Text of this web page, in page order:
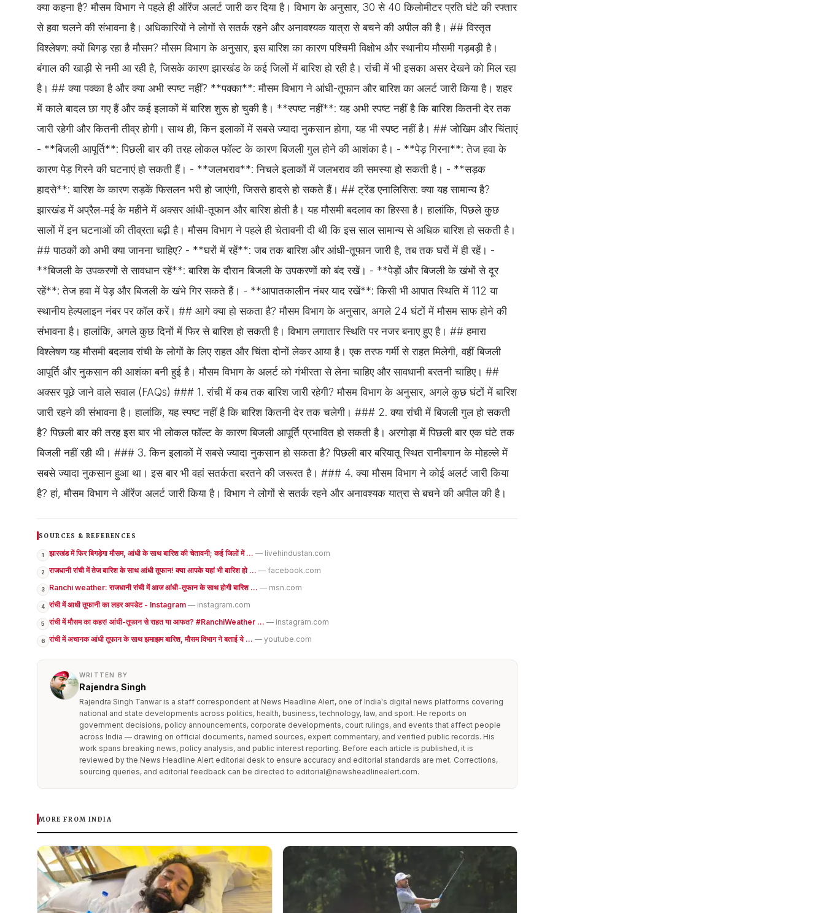
क्या कहना है? मौसम विभाग ने पहले ही ऑरेंज अलर्ट जारी कर दिया है। विभाग के अनुसार, 30 से 40 किलोमीटर प्रति घंटे की रफ्तार
से हवा चलने की संभावना है। अधिकारियों ने लोगों से सतर्क रहने और अनावश्यक यात्रा से बचने की अपील की है। ## विस्तृत
विश्लेषण: क्यों बिगड़ रहा है मौसम? मौसम विभाग के अनुसार, इस बारिश का कारण पश्चिमी विक्षोभ और स्थानीय मौसमी गड़बड़ी है।
बंगाल की खाड़ी से नमी आ रही है, जिसके कारण झारखंड के कई जिलों में बारिश हो रही है। रांची में भी इसका असर देखने को मिल रहा
है। ## क्या पक्का है और क्या अभी स्पष्ट नहीं? **पक्का**: मौसम विभाग ने आंधी-तूफान और बारिश का अलर्ट जारी किया है। शहर
में काले बादल छा गए हैं और कई इलाकों में बारिश शुरू हो चुकी है। **स्पष्ट नहीं**: यह अभी स्पष्ट नहीं है कि बारिश कितनी देर तक
जारी रहेगी और कितनी तीव्र होगी। साथ ही, किन इलाकों में सबसे ज्यादा नुकसान होगा, यह भी स्पष्ट नहीं है। ## जोखिम और चिंताएं
- **बिजली आपूर्ति**: पिछली बार की तरह लोकल फॉल्ट के कारण बिजली गुल होने की आशंका है। - **पेड़ गिरना**: तेज हवा के
कारण पेड़ गिरने की घटनाएं हो सकती हैं। - **जलभराव**: निचले इलाकों में जलभराव की समस्या हो सकती है। - **सड़क
हादसे**: बारिश के कारण सड़कें फिसलन भरी हो जाएंगी, जिससे हादसे हो सकते हैं। ## ट्रेंड एनालिसिस: क्या यह सामान्य है?
झारखंड में अप्रैल-मई के महीने में अक्सर आंधी-तूफान और बारिश होती है। यह मौसमी बदलाव का हिस्सा है। हालांकि, पिछले कुछ
सालों में इन घटनाओं की तीव्रता बढ़ी है। मौसम विभाग ने पहले ही चेतावनी दी थी कि इस साल सामान्य से अधिक बारिश हो सकती है।
## पाठकों को अभी क्या जानना चाहिए? - **घरों में रहें**: जब तक बारिश और आंधी-तूफान जारी है, तब तक घरों में ही रहें। -
**बिजली के उपकरणों से सावधान रहें**: बारिश के दौरान बिजली के उपकरणों को बंद रखें। - **पेड़ों और बिजली के खंभों से दूर
रहें**: तेज हवा में पेड़ और बिजली के खंभे गिर सकते हैं। - **आपातकालीन नंबर याद रखें**: किसी भी आपात स्थिति में 112 या
स्थानीय हेल्पलाइन नंबर पर कॉल करें। ## आगे क्या हो सकता है? मौसम विभाग के अनुसार, अगले 24 घंटों में मौसम साफ होने की
संभावना है। हालांकि, अगले कुछ दिनों में फिर से बारिश हो सकती है। विभाग लगातार स्थिति पर नजर बनाए हुए है। ## हमारा
विश्लेषण यह मौसमी बदलाव रांची के लोगों के लिए राहत और चिंता दोनों लेकर आया है। एक तरफ गर्मी से राहत मिलेगी, वहीं बिजली
आपूर्ति और नुकसान की आशंका बनी हुई है। मौसम विभाग के अलर्ट को गंभीरता से लेना चाहिए और सावधानी बरतनी चाहिए। ##
अक्सर पूछे जाने वाले सवाल (FAQs) ### 1. रांची में कब तक बारिश जारी रहेगी? मौसम विभाग के अनुसार, अगले कुछ घंटों में बारिश
जारी रहने की संभावना है। हालांकि, यह स्पष्ट नहीं है कि बारिश कितनी देर तक चलेगी। ### 2. क्या रांची में बिजली गुल हो सकती
है? पिछली बार की तरह इस बार भी लोकल फॉल्ट के कारण बिजली आपूर्ति प्रभावित हो सकती है। अरगोड़ा में पिछली बार एक घंटे तक
बिजली नहीं रही थी। ### 3. किन इलाकों में सबसे ज्यादा नुकसान हो सकता है? पिछली बार बरियातू स्थित रानीबगान के मोहल्ले में
सबसे ज्यादा नुकसान हुआ था। इस बार भी वहां सतर्कता बरतने की जरूरत है। ### 4. क्या मौसम विभाग ने कोई अलर्ट जारी किया
है? हां, मौसम विभाग ने ऑरेंज अलर्ट जारी किया है। विभाग ने लोगों से सतर्क रहने और अनावश्यक यात्रा से बचने की अपील की है।
SOURCES & REFERENCES
1 झारखंड में फिर बिगड़ेगा मौसम, आंधी के साथ बारिश की चेतावनी; कई जिलों में ... — livehindustan.com
2 राजधानी रांची में तेज बारिश के साथ आंधी तूफान! क्या आपके यहां भी बारिश हो ... — facebook.com
3 Ranchi weather: राजधानी रांची में आज आंधी-तूफान के साथ होगी बारिश ... — msn.com
4 रांची में आधी तूफानी का लहर अपडेट - Instagram — instagram.com
5 रांची में मौसम का कहर! आंधी-तूफान से राहत या आफत? #RanchiWeather ... — instagram.com
6 रांची में अचानक आंधी तूफान के साथ झमाझम बारिश, मौसम विभाग ने बताई ये ... — youtube.com
WRITTEN BY
Rajendra Singh
Rajendra Singh Tanwar is a staff correspondent at News Headline Alert, one of India's digital news platforms covering
national and state developments across politics, health, business, technology, law, and sport. He reports on
government decisions, policy announcements, corporate developments, court rulings, and events that affect people
across India — drawing on official documents, named sources, expert commentary, and verified public records. His
work spans breaking news, policy analysis, and public interest reporting. Before each article is published, it is
reviewed by the News Headline Alert editorial desk to ensure accuracy and editorial standards are met. Corrections,
sourcing queries, and editorial feedback can be directed to editorial@newsheadlinealert.com.
MORE FROM INDIA